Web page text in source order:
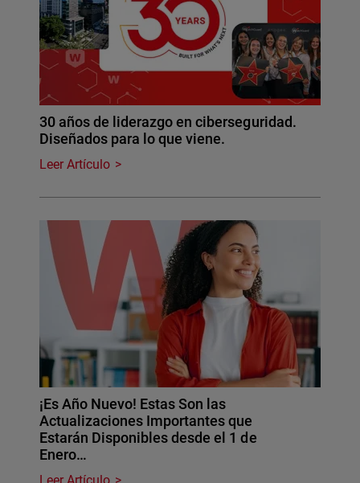
30 años de liderazgo en ciberseguridad.
Diseñados para lo que viene.
Leer Artículo
¡Es Año Nuevo! Estas Son las
Actualizaciones Importantes que
Estarán Disponibles desde el 1 de
Enero…